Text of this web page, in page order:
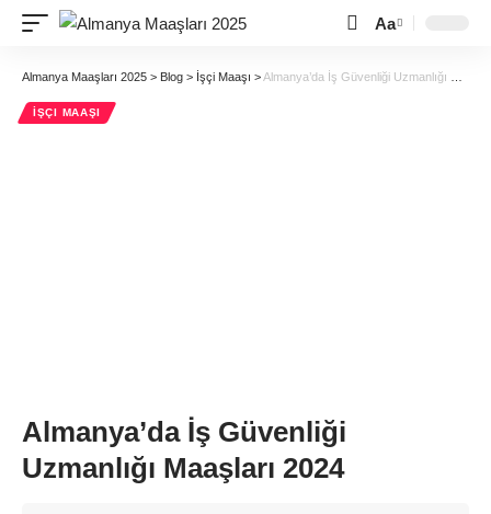
Aa
Almanya Maaşları 2025 > Blog > İşçi Maaşı >Almanya’da İş Güvenliği Uzmanlığı Maaşları 2024
İŞÇI MAAŞI
Almanya’da İş Güvenliği
Uzmanlığı Maaşları 2024